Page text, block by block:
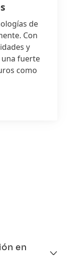
de
Con
y
fuerte
como
en